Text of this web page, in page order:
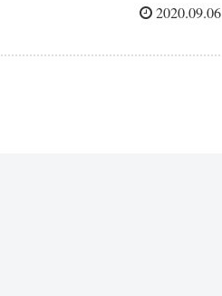
2020.09.06